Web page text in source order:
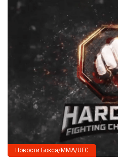
Новости Бокса/MMA/UFC